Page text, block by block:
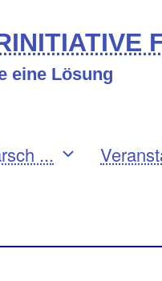
eine Lösung
...